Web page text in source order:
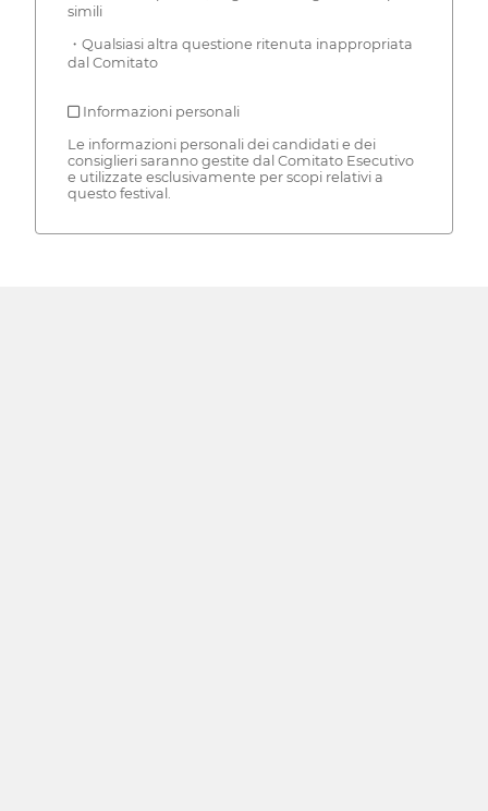
simili
・Qualsiasi altra questione ritenuta inappropriata
dal Comitato
■ Informazioni personali
Le informazioni personali dei candidati e dei
consiglieri saranno gestite dal Comitato Esecutivo
e utilizzate esclusivamente per scopi relativi a
questo festival.